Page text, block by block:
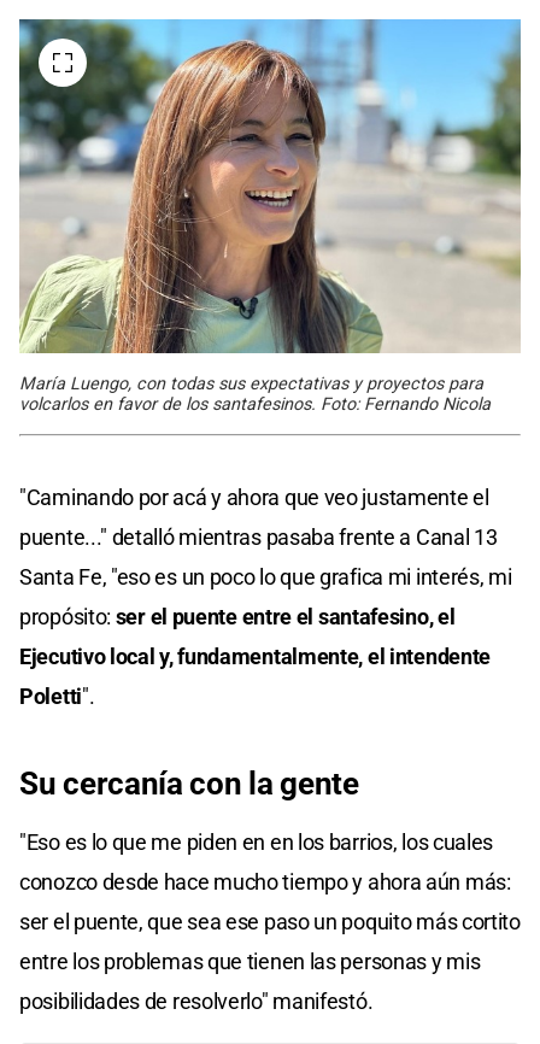
María Luengo, con todas sus expectativas y proyectos para
volcarlos en favor de los santafesinos. Foto: Fernando Nicola
"Caminando por acá y ahora que veo justamente el
puente..." detalló mientras pasaba frente a Canal 13
Santa Fe, "eso es un poco lo que grafica mi interés, mi
propósito: ser el puente entre el santafesino, el
Ejecutivo local y, fundamentalmente, el intendente
Poletti".
Su cercanía con la gente
"Eso es lo que me piden en en los barrios, los cuales
conozco desde hace mucho tiempo y ahora aún más:
ser el puente, que sea ese paso un poquito más cortito
entre los problemas que tienen las personas y mis
posibilidades de resolverlo" manifestó.